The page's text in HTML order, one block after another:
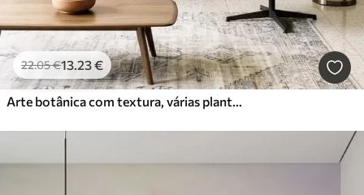
22.05€13.23€
Arte botânica com textura, várias plantas e folhas em tons de castanho e bege